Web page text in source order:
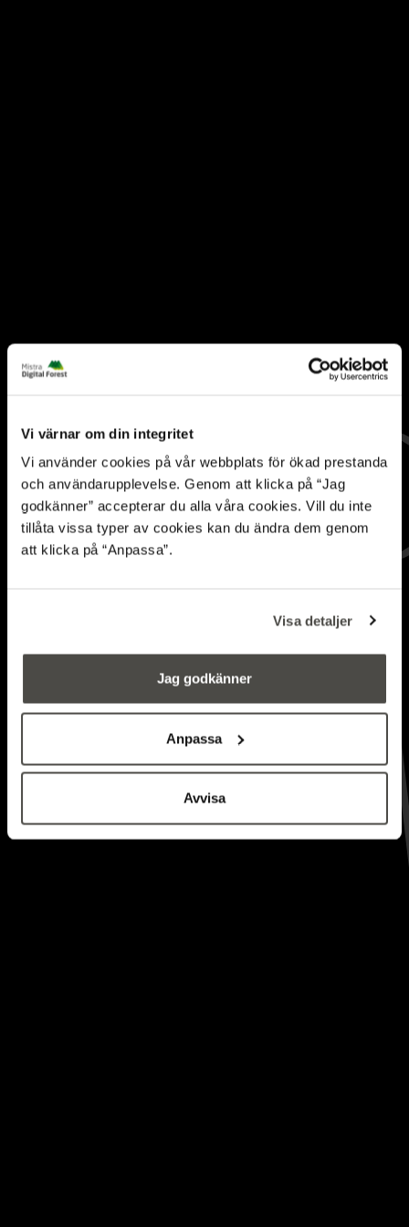
Vi värnar om din integritet
Vi använder cookies på vår webbplats för ökad prestanda
och användarupplevelse. Genom att klicka på “Jag
godkänner” accepterar du alla våra cookies. Vill du inte
tillåta vissa typer av cookies kan du ändra dem genom
att klicka på “Anpassa”.
Visa detaljer
Jag godkänner
Anpassa
Avvisa
Synthesis project paves
the way for the
digitalisation of
forestry
INTERVIEW